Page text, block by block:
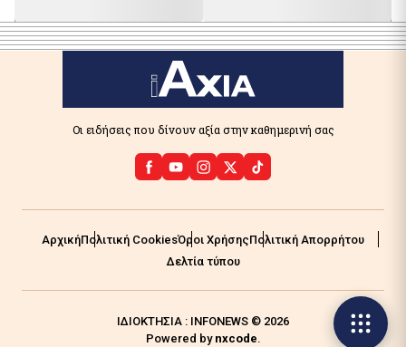
Οι ειδήσεις που δίνουν αξία στην καθημερινή σας
ΑρχικήΠολιτική CookiesΌροι ΧρήσηςΠολιτική Απορρήτου
Δελτία τύπου
ΙΔΙΟΚΤΗΣΙΑ : INFONEWS © 2026
Powered by nxcode.